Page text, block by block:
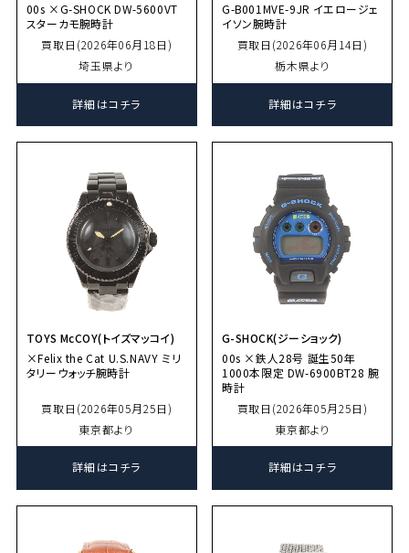
00s ×G-SHOCK DW-5600VT
スターカモ腕時計
買取日(2026年06月18日)
埼玉県より
詳細はコチラ
G-B001MVE-9JR イエロージェ
イソン腕時計
買取日(2026年06月14日)
栃木県より
詳細はコチラ
TOYS McCOY(トイズマッコイ)
×Felix the Cat U.S.NAVY ミリ
タリーウォッチ腕時計
買取日(2026年05月25日)
東京都より
詳細はコチラ
G-SHOCK(ジーショック)
00s ×鉄人28号 誕生50年
1000本限定 DW-6900BT28 腕
時計
買取日(2026年05月25日)
東京都より
詳細はコチラ